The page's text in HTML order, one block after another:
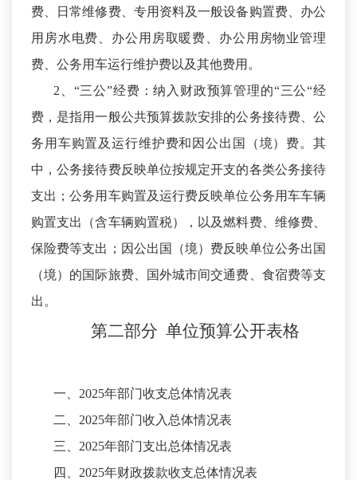
费、日常维修费、专用资料及一般设备购置费、办公
用房水电费、办公用房取暖费、办公用房物业管理
费、公务用车运行维护费以及其他费用。
2、“三公”经费：纳入财政预算管理的“三公“经
费，是指用一般公共预算拨款安排的公务接待费、公
务用车购置及运行维护费和因公出国（境）费。其
中，公务接待费反映单位按规定开支的各类公务接待
支出；公务用车购置及运行费反映单位公务用车车辆
购置支出（含车辆购置税），以及燃料费、维修费、
保险费等支出；因公出国（境）费反映单位公务出国
（境）的国际旅费、国外城市间交通费、食宿费等支
出。
第二部分 单位预算公开表格
一、 2025年部门收支总体情况表
二、 2025年部门收入总体情况表
三、 2025年部门支出总体情况表
四、 2025年财政拨款收支总体情况表